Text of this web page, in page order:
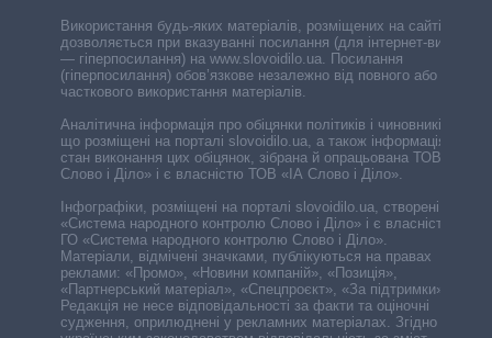
Використання будь-яких матеріалів, розміщених на сайті,
дозволяється при вказуванні посилання (для інтернет-видань
— гіперпосилання) на www.slovoidilo.ua. Посилання
(гіперпосилання) обов’язкове незалежно від повного або
часткового використання матеріалів.
Аналітична інформація про обіцянки політиків і чиновників,
що розміщені на порталі slovoidilo.ua, а також інформація про
стан виконання цих обіцянок, зібрана й опрацьована ТОВ «ІА
Слово і Діло» і є власністю ТОВ «ІА Слово і Діло».
Інфографіки, розміщені на порталі slovoidilo.ua, створені ГО
«Система народного контролю Слово і Діло» і є власністю
ГО «Система народного контролю Слово і Діло».
Матеріали, відмічені значками, публікуються на правах
реклами: «Промо», «Новини компаній», «Позиція»,
«Партнерський матеріал», «Спецпроєкт», «За підтримки».
Редакція не несе відповідальності за факти та оціночні
судження, оприлюднені у рекламних матеріалах. Згідно з